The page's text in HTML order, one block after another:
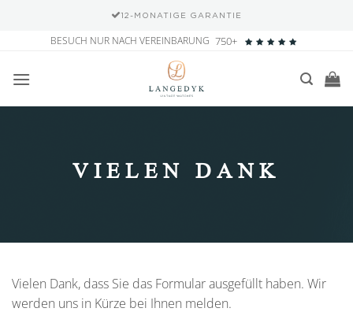
12-MONATIGE GARANTIE
springen
BESUCH NUR NACH VEREINBARUNG 750+
VIELEN DANK
Vielen Dank, dass Sie das Formular ausgefüllt haben. Wir
werden uns in Kürze bei Ihnen melden.